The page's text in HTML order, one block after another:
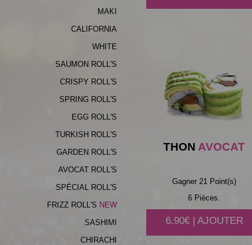
MAKI
CALIFORNIA
WHITE
SAUMON ROLL'S
CRISPY ROLL'S
SPRING ROLL'S
EGG ROLL'S
TURKISH ROLL'S
GARDEN ROLL'S
AVOCAT ROLL'S
SPÉCIAL ROLL'S
FRIZZ ROLL'S
SASHIMI
CHIRACHI
THON AVOCAT
Gagner 21 Point(s)
6 Pièces.
6.90€ | AJOUTER